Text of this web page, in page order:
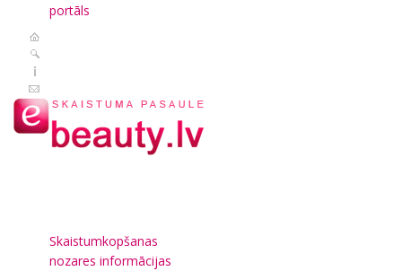
portāls
Skaistumkopšanas
nozares informācijas